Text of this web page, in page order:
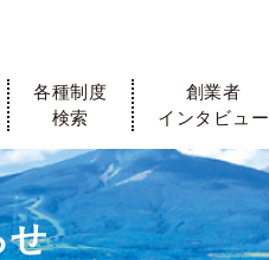
各種制度
検索
創業者
インタビュー
せ